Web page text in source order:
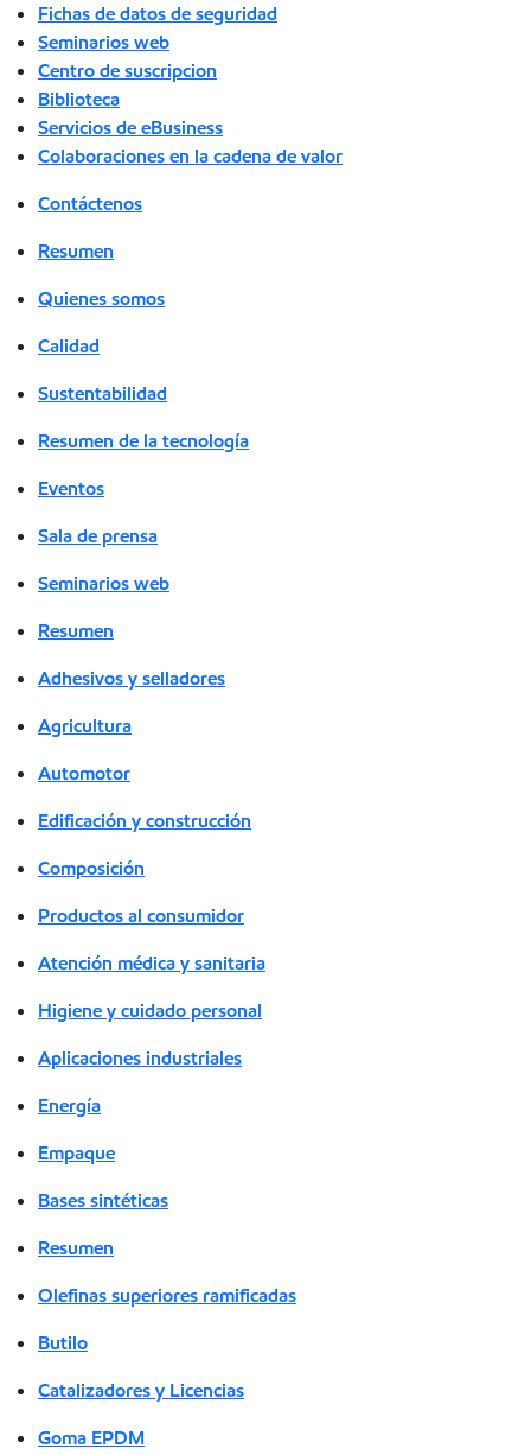
Fichas de datos de seguridad
Seminarios web
Centro de suscripcion
Biblioteca
Servicios de eBusiness
Colaboraciones en la cadena de valor
Contáctenos
Resumen
Quienes somos
Calidad
Sustentabilidad
Resumen de la tecnología
Eventos
Sala de prensa
Seminarios web
Resumen
Adhesivos y selladores
Agricultura
Automotor
Edificación y construcción
Composición
Productos al consumidor
Atención médica y sanitaria
Higiene y cuidado personal
Aplicaciones industriales
Energía
Empaque
Bases sintéticas
Resumen
Olefinas superiores ramificadas
Butilo
Catalizadores y Licencias
Goma EPDM